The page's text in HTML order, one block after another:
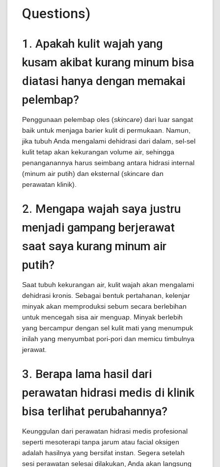
Questions)
1. Apakah kulit wajah yang
kusam akibat kurang minum bisa
diatasi hanya dengan memakai
pelembap?
Penggunaan pelembap oles (skincare) dari luar sangat
baik untuk menjaga barier kulit di permukaan. Namun,
jika tubuh Anda mengalami dehidrasi dari dalam, sel-sel
kulit tetap akan kekurangan volume air, sehingga
penanganannya harus seimbang antara hidrasi internal
(minum air putih) dan eksternal (skincare dan
perawatan klinik).
2. Mengapa wajah saya justru
menjadi gampang berjerawat
saat saya kurang minum air
putih?
Saat tubuh kekurangan air, kulit wajah akan mengalami
dehidrasi kronis. Sebagai bentuk pertahanan, kelenjar
minyak akan memproduksi sebum secara berlebihan
untuk mencegah sisa air menguap. Minyak berlebih
yang bercampur dengan sel kulit mati yang menumpuk
inilah yang menyumbat pori-pori dan memicu timbulnya
jerawat.
3. Berapa lama hasil dari
perawatan hidrasi medis di klinik
bisa terlihat perubahannya?
Keunggulan dari perawatan hidrasi medis profesional
seperti mesoterapi tanpa jarum atau facial oksigen
adalah hasilnya yang bersifat instan. Segera setelah
sesi perawatan selesai dilakukan, Anda akan langsung